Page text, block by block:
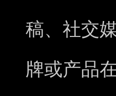
稿、社交
牌或产品